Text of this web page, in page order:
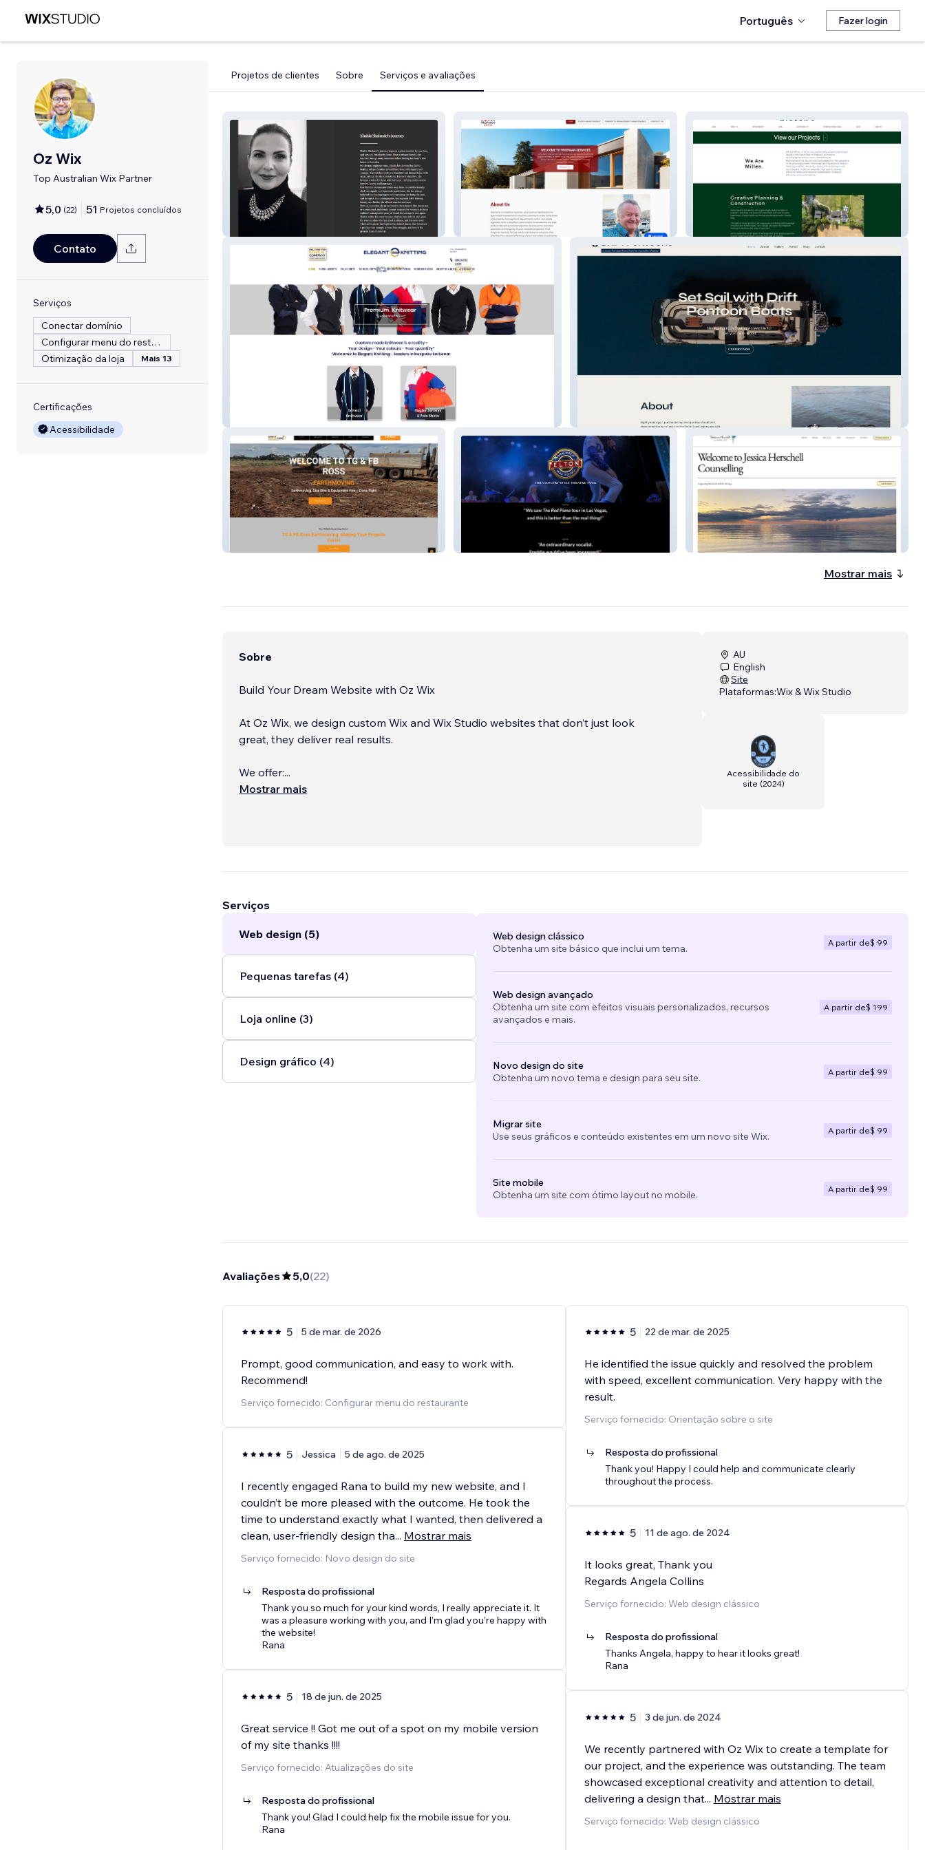
Português Fazer login
Oz Wix
Top Australian Wix Partner
5,0 (22) 51 Projetos concluídos
Contato
Serviços
Conectar domínio
Configurar menu do restaurante
Otimização da loja
Mais 13
Certificações
Acessibilidade
Projetos de clientes Sobre Serviços e avaliações
PROPMAN SERVICES Millen Homes LTD
TG & FB Ross Earthmoving Jessica Herschell Co
Mostrar mais
Sobre
Build Your Dream Website with Oz Wix
At Oz Wix, we design custom Wix and Wix Studio websites that don’t just look
great, they deliver real results.
We offer:...
Mostrar mais
AU
English
Site
Plataformas:Wix & Wix Studio
Acessibilidade do
site (2024)
Serviços
Web design (5)
Pequenas tarefas (4)
Loja online (3)
Design gráfico (4)
Web design clássico
Obtenha um site básico que inclui um tema.
A partir de$ 99
Web design avançado
Obtenha um site com efeitos visuais personalizados, recursos
avançados e mais.
A partir de$ 199
Novo design do site
Obtenha um novo tema e design para seu site.
A partir de$ 99
Migrar site
Use seus gráficos e conteúdo existentes em um novo site Wix.
A partir de$ 99
Site mobile
Obtenha um site com ótimo layout no mobile.
A partir de$ 99
Avaliações 5,0(22)
5 5 de mar. de 2026
Prompt, good communication, and easy to work with.
Recommend!
Serviço fornecido: Configurar menu do restaurante
5 Jessica 5 de ago. de 2025
I recently engaged Rana to build my new website, and I
couldn’t be more pleased with the outcome. He took the
time to understand exactly what I wanted, then delivered a
clean, user-friendly design tha... Mostrar mais
Serviço fornecido: Novo design do site
Resposta do profissional
Thank you so much for your kind words, I really appreciate it. It
was a pleasure working with you, and I’m glad you’re happy with
the website!
Rana
5 18 de jun. de 2025
Great service !! Got me out of a spot on my mobile version
of my site thanks !!!!
Serviço fornecido: Atualizações do site
Resposta do profissional
Thank you! Glad I could help fix the mobile issue for you.
Rana
5 22 de mar. de 2025
He identified the issue quickly and resolved the problem
with speed, excellent communication. Very happy with the
result.
Serviço fornecido: Orientação sobre o site
Resposta do profissional
Thank you! Happy I could help and communicate clearly
throughout the process.
5 11 de ago. de 2024
It looks great, Thank you
Regards Angela Collins
Serviço fornecido: Web design clássico
Resposta do profissional
Thanks Angela, happy to hear it looks great!
Rana
5 3 de jun. de 2024
We recently partnered with Oz Wix to create a template for
our project, and the experience was outstanding. The team
showcased exceptional creativity and attention to detail,
delivering a design that... Mostrar mais
Serviço fornecido: Web design clássico